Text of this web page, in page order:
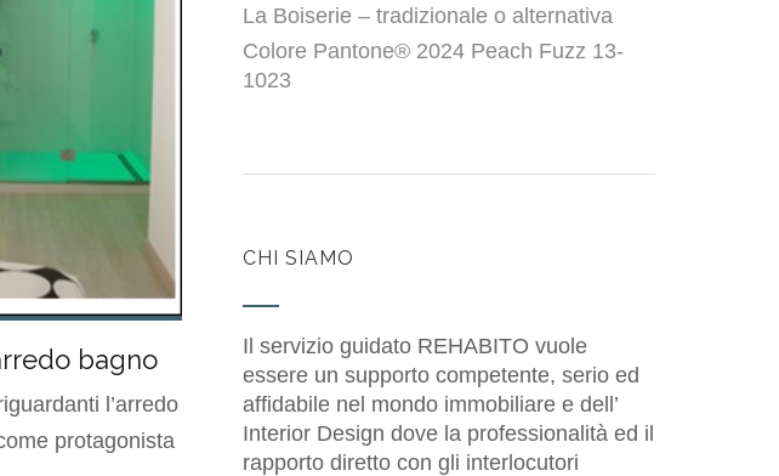
bagno
l’arredo
protagonista
La Boiserie – tradizionale o alternativa
Colore Pantone® 2024 Peach Fuzz 13-
1023
CHI SIAMO
Il servizio guidato REHABITO vuole
essere un supporto competente, serio ed
affidabile nel mondo immobiliare e dell’
Interior Design dove la professionalità ed il
rapporto diretto con gli interlocutori